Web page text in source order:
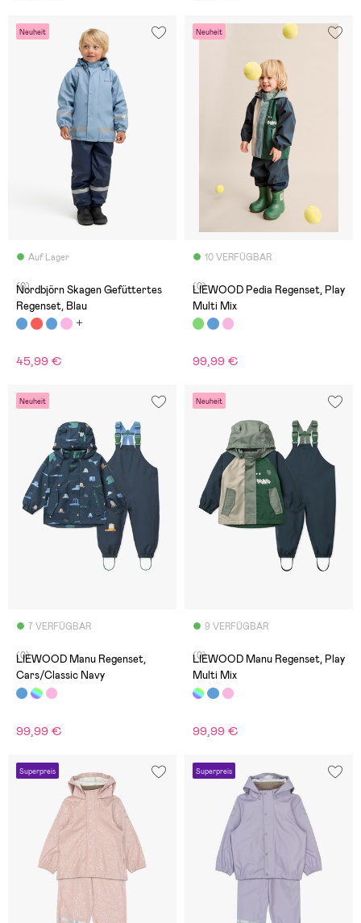
Neuheit
Auf Lager
(0)
Nordbjörn Skagen Gefüttertes
Regenset, Blau
45,99 €
Neuheit
10 VERFÜGBAR
(0)
LIEWOOD Pedia Regenset, Play
Multi Mix
99,99 €
Neuheit
7 VERFÜGBAR
(0)
LIEWOOD Manu Regenset,
Cars/Classic Navy
99,99 €
Neuheit
9 VERFÜGBAR
(0)
LIEWOOD Manu Regenset, Play
Multi Mix
99,99 €
Superpreis Superpreis